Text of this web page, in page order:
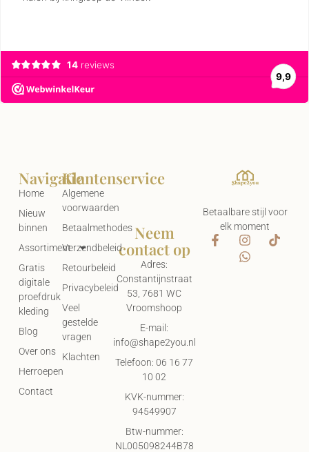
Betaalbare stijl voor
elk moment
Klantenservice
Algemene
voorwaarden
Betaalmethodes
Verzendbeleid
Retourbeleid
Privacybeleid
Veel
gestelde
vragen
Klachten
Navigatie
Home
Nieuw
binnen
Assortiment
Gratis
digitale
proefdruk
kleding
Blog
Over ons
Herroepen
Contact
Neem
contact op
Adres:
Constantijnstraat
53, 7681 WC
Vroomshoop
E-mail:
info@shape2you.nl
Telefoon: 06 16 77
10 02
KVK-nummer:
94549907
Btw-nummer:
NL005098244B78